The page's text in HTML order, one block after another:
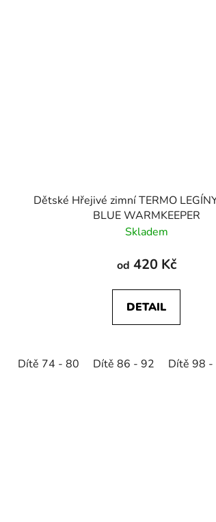
Dětské Hřejivé zimní TERMO
BLUE WARMKEEPER
Skladem
od 420 Kč
DETAIL
Dítě 74 - 80 Dítě 86 - 92 Dítě 98 -